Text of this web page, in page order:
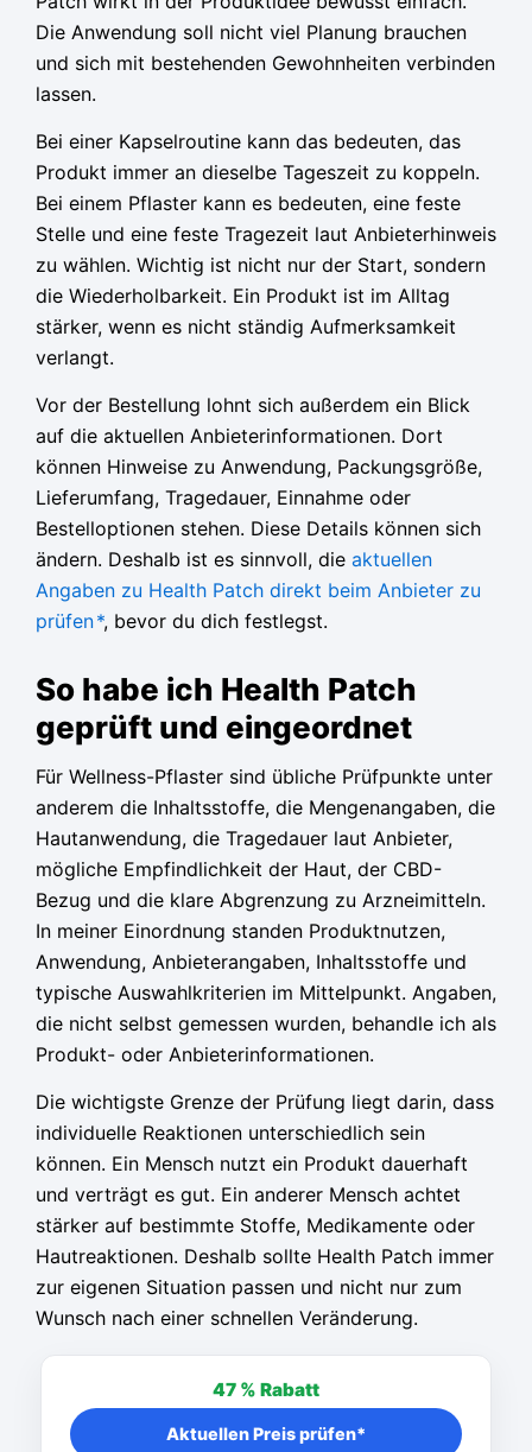
Die Anwendung soll nicht viel Planung brauchen
und sich mit bestehenden Gewohnheiten verbinden
lassen.
Bei einer Kapselroutine kann das bedeuten, das
Produkt immer an dieselbe Tageszeit zu koppeln.
Bei einem Pflaster kann es bedeuten, eine feste
Stelle und eine feste Tragezeit laut Anbieterhinweis
zu wählen. Wichtig ist nicht nur der Start, sondern
die Wiederholbarkeit. Ein Produkt ist im Alltag
stärker, wenn es nicht ständig Aufmerksamkeit
verlangt.
Vor der Bestellung lohnt sich außerdem ein Blick
auf die aktuellen Anbieterinformationen. Dort
können Hinweise zu Anwendung, Packungsgröße,
Lieferumfang, Tragedauer, Einnahme oder
Bestelloptionen stehen. Diese Details können sich
ändern. Deshalb ist es sinnvoll, die aktuellen
Angaben zu Health Patch direkt beim Anbieter zu
prüfen*, bevor du dich festlegst.
So habe ich Health Patch
geprüft und eingeordnet
Für Wellness-Pflaster sind übliche Prüfpunkte unter
anderem die Inhaltsstoffe, die Mengenangaben, die
Hautanwendung, die Tragedauer laut Anbieter,
mögliche Empfindlichkeit der Haut, der CBD-
Bezug und die klare Abgrenzung zu Arzneimitteln.
In meiner Einordnung standen Produktnutzen,
Anwendung, Anbieterangaben, Inhaltsstoffe und
typische Auswahlkriterien im Mittelpunkt. Angaben,
die nicht selbst gemessen wurden, behandle ich als
Produkt- oder Anbieterinformationen.
Die wichtigste Grenze der Prüfung liegt darin, dass
individuelle Reaktionen unterschiedlich sein
können. Ein Mensch nutzt ein Produkt dauerhaft
und verträgt es gut. Ein anderer Mensch achtet
stärker auf bestimmte Stoffe, Medikamente oder
Hautreaktionen. Deshalb sollte Health Patch immer
zur eigenen Situation passen und nicht nur zum
Wunsch nach einer schnellen Veränderung.
47 % Rabatt
Aktuellen Preis prüfen*